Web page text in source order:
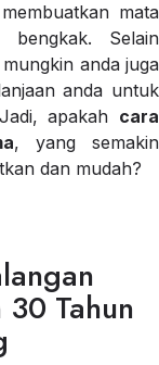
mata
Selain
anda juga
anda untuk
apakah cara
, yang semakin
dan mudah?
Tahun